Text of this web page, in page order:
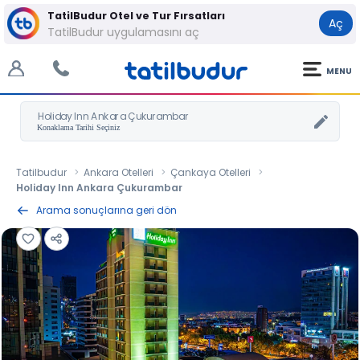
TatilBudur Otel ve Tur Fırsatları
TatilBudur uygulamasını aç
Aç
MENU
Holiday Inn Ankara Çukurambar
Tatilbudur Ankara Otelleri
Çankaya Otelleri
Holiday Inn Ankara Çukurambar
Arama sonuçlarına geri dön